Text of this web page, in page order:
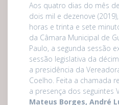
Aos quatro dias do mês
dois mil e dezenove
horas e trinta e sete
da Câmara Municipal de
Paulo, a segunda sessão
sessão legislativa da
a presidência da
Coelho. Feita a chamada
a presença dos seguintes
Mateus Borges, André